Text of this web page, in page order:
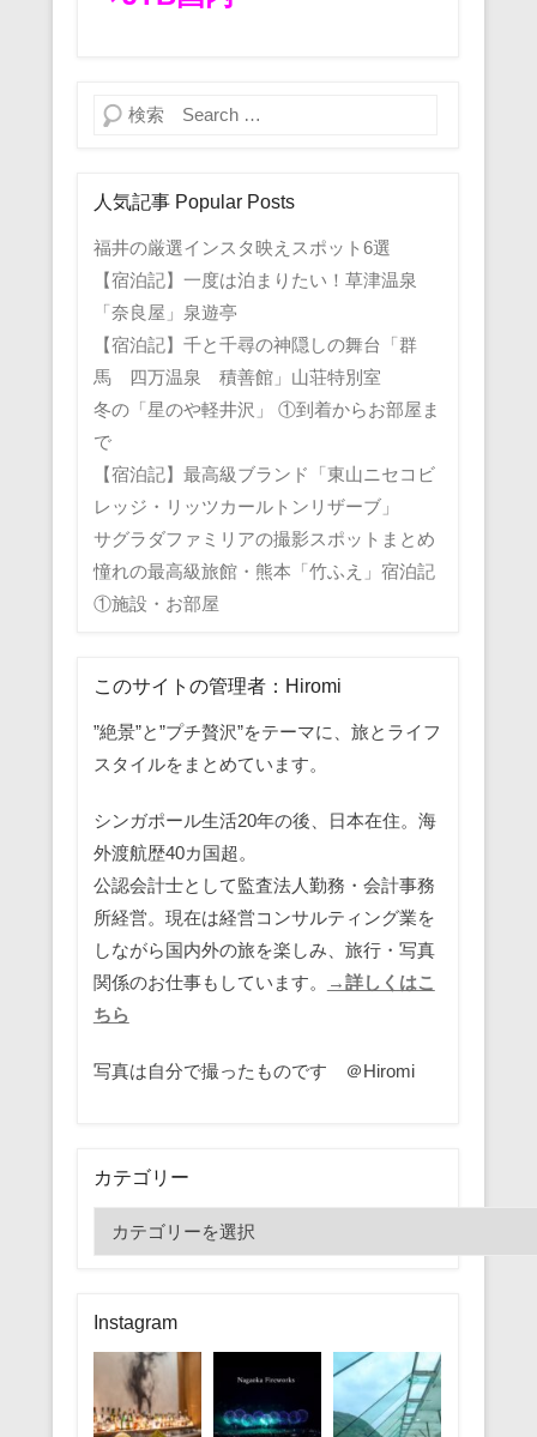
検索
人気記事 Popular Posts
福井の厳選インスタ映えスポット6選
【宿泊記】一度は泊まりたい！草津温泉
「奈良屋」泉遊亭
【宿泊記】千と千尋の神隠しの舞台「群
馬 四万温泉 積善館」山荘特別室
冬の「星のや軽井沢」 ①到着からお部屋ま
で
【宿泊記】最高級ブランド「東山ニセコビ
レッジ・リッツカールトンリザーブ」
サグラダファミリアの撮影スポットまとめ
憧れの最高級旅館・熊本「竹ふえ」宿泊記
①施設・お部屋
このサイトの管理者：Hiromi
”絶景”と”プチ贅沢”をテーマに、旅とライフ
スタイルをまとめています。
シンガポール生活20年の後、日本在住。海
外渡航歴40カ国超。
公認会計士として監査法人勤務・会計事務
所経営。現在は経営コンサルティング業を
しながら国内外の旅を楽しみ、旅行・写真
関係のお仕事もしています。
→詳しくはこ
ちら
写真は自分で撮ったものです ＠Hiromi
カテゴリー
テ
リ
ー
Instagram